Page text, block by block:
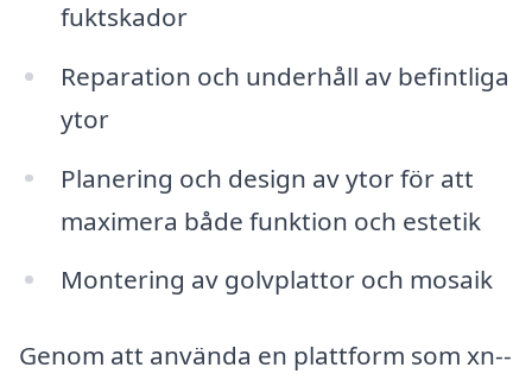
fuktskador
Reparation och underhåll av befintliga
ytor
Planering och design av ytor för att
maximera både funktion och estetik
Montering av golvplattor och mosaik
Genom att använda en plattform som xn--